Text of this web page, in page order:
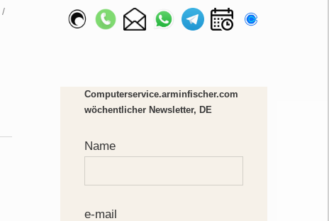
/
Computerservice.arminfischer.com
wöchentlicher Newsletter, DE
Name
e-mail